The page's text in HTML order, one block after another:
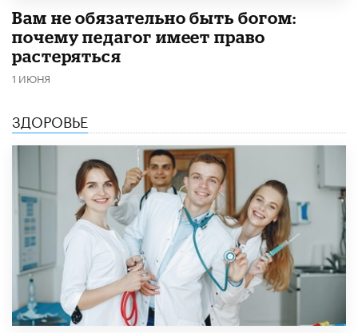
​Вам не обязательно быть богом:
почему педагог имеет право
растеряться
1 ИЮНЯ
ЗДОРОВЬЕ